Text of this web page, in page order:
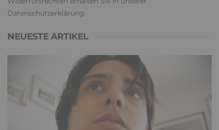
Datenschutzerklärung.
NEUESTE ARTIKEL